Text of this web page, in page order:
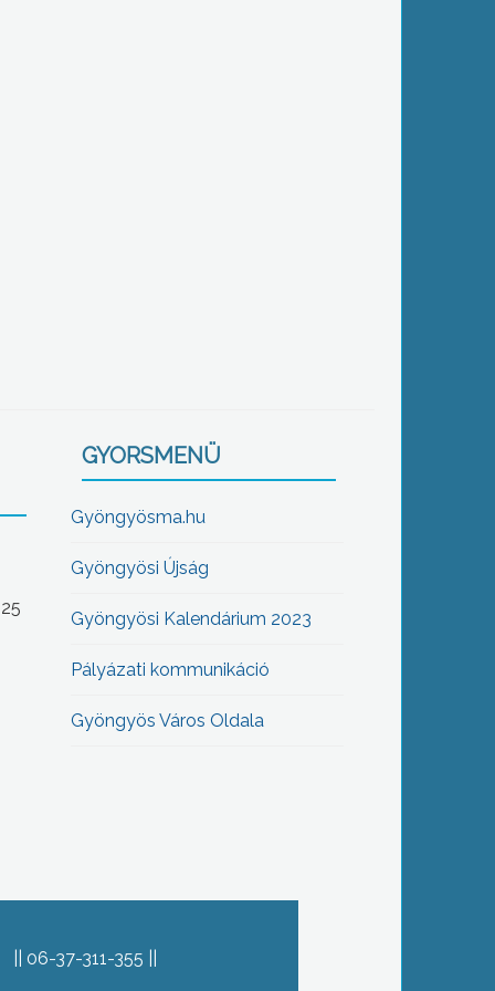
GYORSMENÜ
Gyöngyösma.hu
Gyöngyösi Újság
Gyöngyösi Kalendárium 2023
Pályázati kommunikáció
Gyöngyös Város Oldala
06-37-311-355